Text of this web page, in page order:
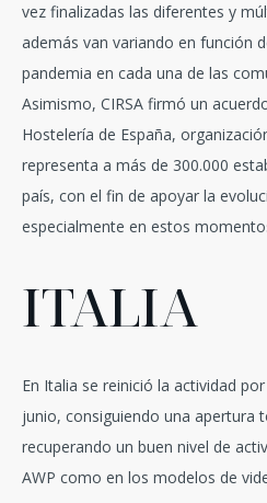
vez finalizadas las diferentes y
además van variando en función
pandemia en cada una de las
Asimismo, CIRSA firmó un
Hostelería de España,
representa a más de 300.000
país, con el fin de apoyar la
especialmente en estos
ITALIA
En Italia se reinició la actividad
junio, consiguiendo una apertura
recuperando un buen nivel de
AWP como en los modelos de